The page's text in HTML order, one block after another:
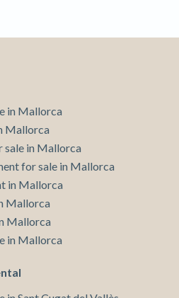
in Mallorca
Mallorca
sale in Mallorca
for sale in Mallorca
in Mallorca
Mallorca
Mallorca
in Mallorca